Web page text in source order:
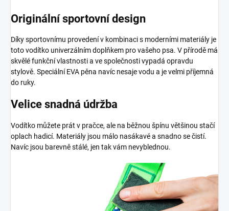
Originální sportovní design
Díky sportovnímu provedení v kombinaci s moderními materiály je
toto vodítko univerzálním doplňkem pro vašeho psa. V přírodě má
skvělé funkční vlastnosti a ve společnosti vypadá opravdu
stylově. Speciální EVA pěna navíc nesaje vodu a je velmi příjemná
do ruky.
Velice snadná údržba
Vodítko můžete prát v pračce, ale na běžnou špínu většinou stačí
oplach hadicí. Materiály jsou málo nasákavé a snadno se čistí.
Navíc jsou barevně stálé, jen tak vám nevyblednou.